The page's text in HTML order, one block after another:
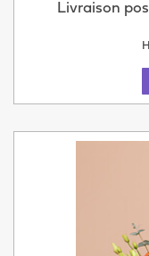
Livraison